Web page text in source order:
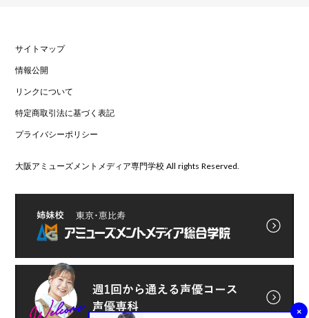
×
サイトマップ
情報公開
リンクについて
特定商取引法に基づく表記
プライバシーポリシー
大阪アミューズメントメディア専門学校 All rights Reserved.